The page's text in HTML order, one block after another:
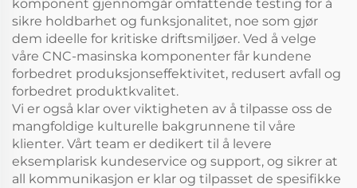
komponent gjennomgår omfattende testing for å
sikre holdbarhet og funksjonalitet, noe som gjør
dem ideelle for kritiske driftsmiljøer. Ved å velge
våre CNC-masinska komponenter får kundene
forbedret produksjonseffektivitet, redusert avfall og
forbedret produktkvalitet.
Vi er også klar over viktigheten av å tilpasse oss de
mangfoldige kulturelle bakgrunnene til våre
klienter. Vårt team er dedikert til å levere
eksemplarisk kundeservice og support, og sikrer at
all kommunikasjon er klar og tilpasset de spesifikke